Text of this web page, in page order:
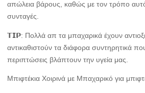
απώλεια βάρους, καθώς με τον τρόπο αυτό
συνταγές.
𝗧𝗜𝗣: Πολλά απ τα μπαχαρικά έχουν
αντικαθιστούν τα διάφορα συντηρητικά
περιπτώσεις βλάπτουν την υγεία μας.
Μπιφτέκια Χοιρινά με Μπαχαρικό για